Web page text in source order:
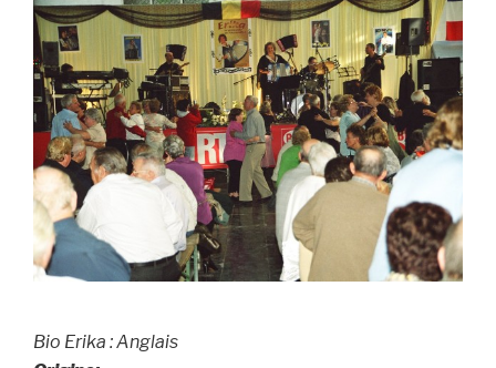
Bio Erika : Anglais